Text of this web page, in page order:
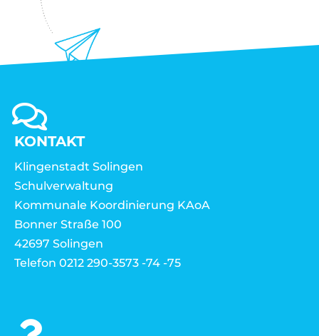
KONTAKT
Klingenstadt Solingen
Schulverwaltung
Kommunale Koordinierung KAoA
Bonner Straße 100
42697 Solingen
Telefon 0212 290-3573 -74 -75